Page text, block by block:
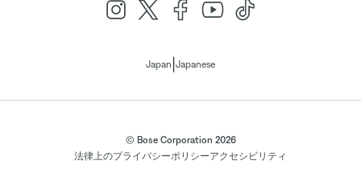
Japan Japanese
© Bose Corporation 2026
法律上のプライバシーポリシーアクセシビリティ